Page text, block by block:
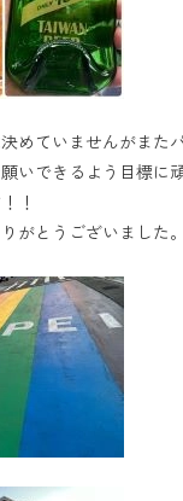
めていませんがまた
いできるよう目標に
！
がとうございました。